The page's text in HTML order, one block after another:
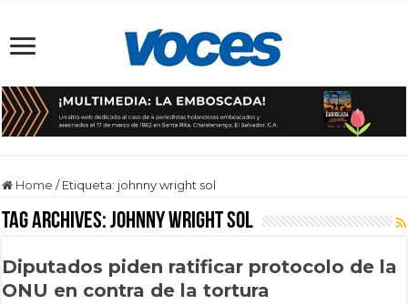
Home / Etiqueta: johnny wright sol
Tag Archives:johnny wright sol
Diputados piden ratificar protocolo de la
ONU en contra de la tortura